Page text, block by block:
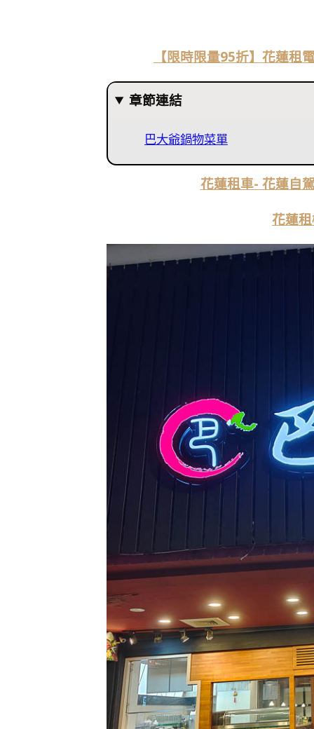
【限時限量95折】花蓮
章節連結
巴大爺鍋物菜單
花蓮租車- 花蓮自
花蓮